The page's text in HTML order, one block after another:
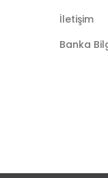
İletişim
Banka